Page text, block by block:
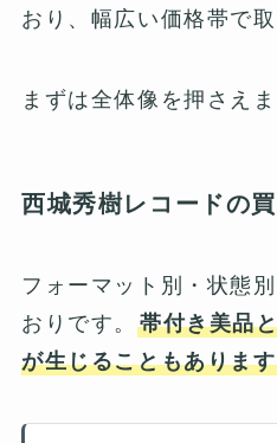
おり、幅広い価格帯で
まずは全体像を押さえま
西城秀樹レコードの
フォーマット別・状態
おりです。 帯付き美品
が生じることもありま